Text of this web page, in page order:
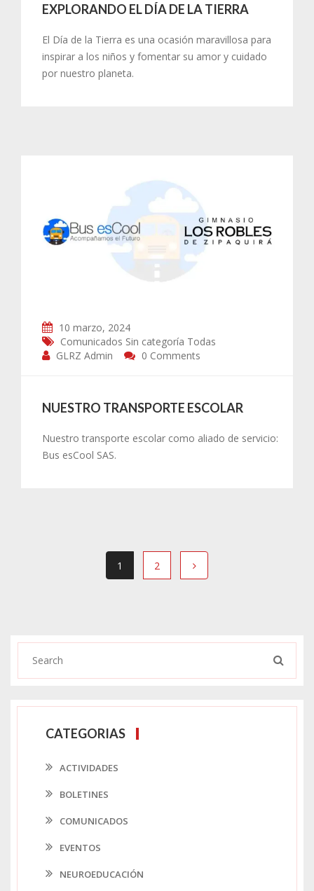
EXPLORANDO EL DÍA DE LA TIERRA
El Día de la Tierra es una ocasión maravillosa para
inspirar a los niños y fomentar su amor y cuidado
por nuestro planeta.
10 marzo, 2024
Comunicados Sin categoría Todas
GLRZ Admin
0 Comments
NUESTRO TRANSPORTE ESCOLAR
Nuestro transporte escolar como aliado de servicio:
Bus esCool SAS.
1 2
CATEGORIAS
ACTIVIDADES
BOLETINES
COMUNICADOS
EVENTOS
NEUROEDUCACIÓN